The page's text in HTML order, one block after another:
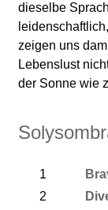
dieselbe
zeigen uns
Lebenslust
der Sonne wie
1
2